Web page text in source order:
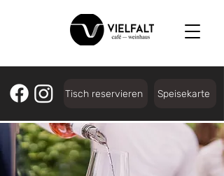
Tisch reservieren Speisekarte